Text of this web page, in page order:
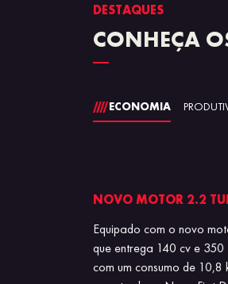
DESTAQUES
CONHEÇA
ECONOMIA
NOVO MOTOR 2.2
Equipado com o novo
que entrega 140 cv e
com um consumo de